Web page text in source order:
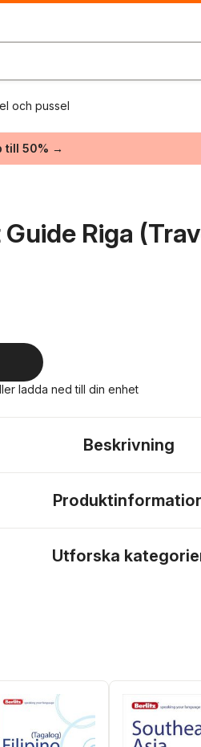
och pussel
till 50% →
Riga
ladda ned till din enhet
Beskrivning
Utforska